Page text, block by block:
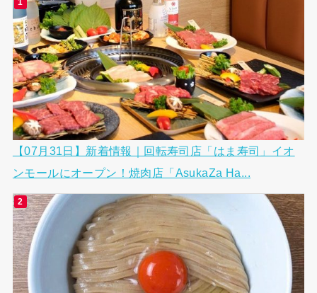
【07月31日】新着情報｜回転寿司店「はま寿司」イオ
ンモールにオープン！焼肉店「AsukaZa Ha...